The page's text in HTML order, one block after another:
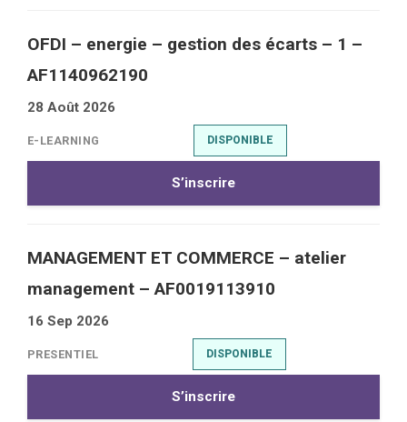
OFDI – energie – gestion des écarts – 1 –
AF1140962190
28 Août 2026
E-LEARNING DISPONIBLE
S’inscrire
MANAGEMENT ET COMMERCE – atelier
management – AF0019113910
16 Sep 2026
PRESENTIEL DISPONIBLE
S’inscrire